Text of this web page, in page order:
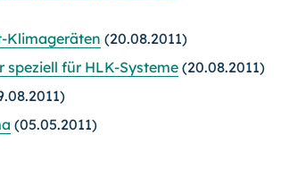
Klimageräten (20.08.2011)
für HLK-Systeme (20.08.2011)
(05.05.2011)